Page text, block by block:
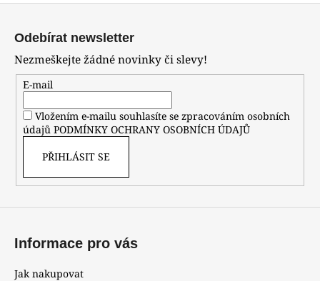
490
Odebírat newsletter
Nezmeškejte žádné novinky či slevy!
E-mail
Vložením e-mailu souhlasíte se zpracováním osobních
údajů PODMÍNKY OCHRANY OSOBNÍCH ÚDAJŮ
PŘIHLÁSIT SE
Informace pro vás
Jak nakupovat